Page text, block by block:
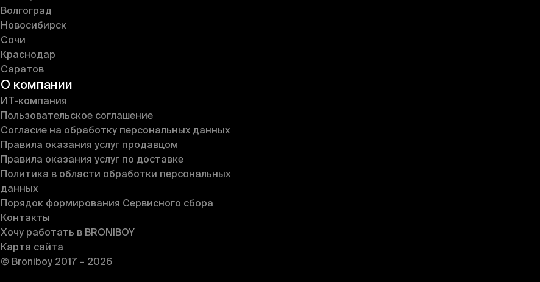
Волгоград
Новосибирск
Сочи
Краснодар
Саратов
О компании
ИT-компания
Пользовательское соглашение
Согласие на обработку персональных данных
Правила оказания услуг продавцом
Правила оказания услуг по доставке
Политика в области обработки персональных
данных
Порядок формирования Сервисного сбора
Контакты
Хочу работать в BRONIBOY
Карта сайта
© Broniboy 2017 – 2026